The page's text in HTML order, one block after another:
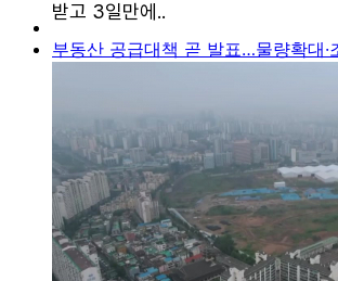
부동산 공급대책 곧 발표…물량확대·